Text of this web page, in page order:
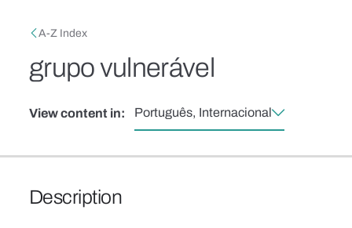
Breadcrumb
A-Z Index
grupo vulnerável
View content in: Português, Internacional
Description